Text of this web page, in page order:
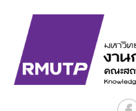
content
งานการจัด